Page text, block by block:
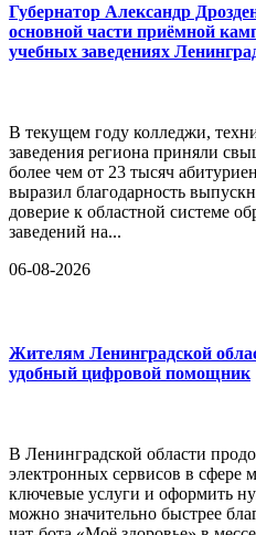
Губернатор Александр
основной части приёмной
учебных заведениях
В текущем году колледжи,
заведения региона приняли
более чем от 23 тысяч
выразил благодарность
доверие к областной системе
заведений на...
06-08-2026
Жителям Ленинградской
удобный цифровой помощник
В Ленинградской области
электронных сервисов в
ключевые услуги и оформить
можно значительно быстрее